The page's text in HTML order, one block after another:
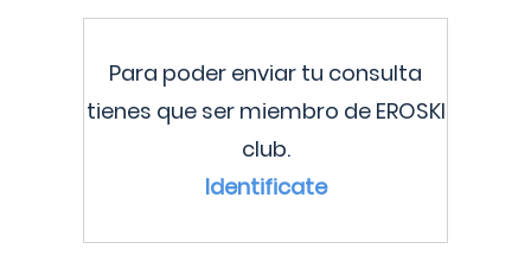
Para poder enviar tu consulta
tienes que ser miembro de EROSKI
club.
Identificate